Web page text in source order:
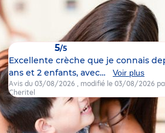
5/5
Excellente crèche que je connais
ans et 2 enfants, avec…
Voir plus
Avis du 03/08/2026 , modifié le 03/08/2026
Cheritel